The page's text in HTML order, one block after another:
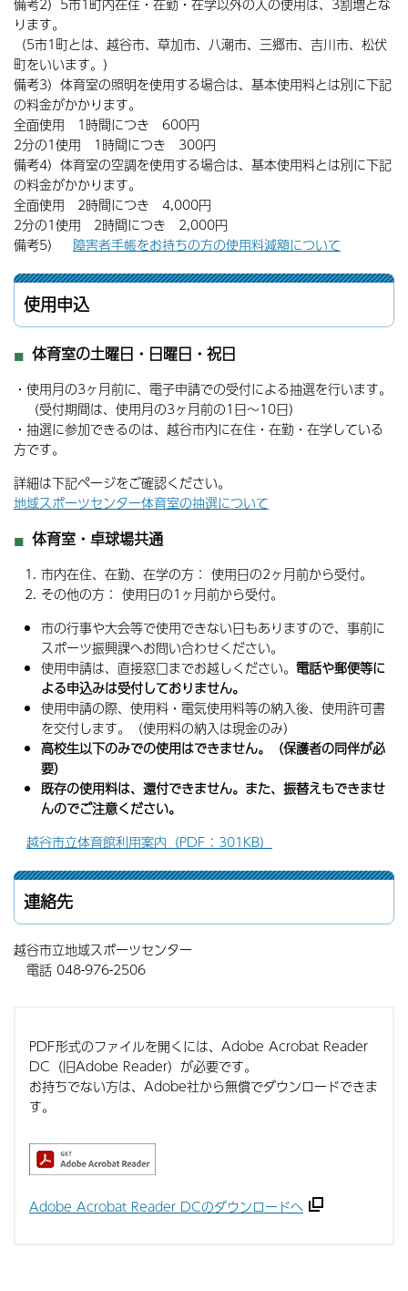
ります。
（5市1町とは、越谷市、草加市、八潮市、三郷市、吉川市、松伏
町をいいます。）
備考3）体育室の照明を使用する場合は、基本使用料とは別に下記
の料金がかかります。
全面使用 1時間につき 600円
2分の1使用 1時間につき 300円
備考4）体育室の空調を使用する場合は、基本使用料とは別に下記
の料金がかかります。
全面使用 2時間につき 4,000円
2分の1使用 2時間につき 2,000円
備考5） 障害者手帳をお持ちの方の使用料減額について
使用申込
体育室の土曜日・日曜日・祝日
・使用月の3ヶ月前に、電子申請での受付による抽選を行います。
（受付期間は、使用月の3ヶ月前の1日～10日）
・抽選に参加できるのは、越谷市内に在住・在勤・在学している
方です。
詳細は下記ページをご確認ください。
地域スポーツセンター体育室の抽選について
体育室・卓球場共通
市内在住、在勤、在学の方： 使用日の2ヶ月前から受付。
その他の方： 使用日の1ヶ月前から受付。
市の行事や大会等で使用できない日もありますので、事前に
スポーツ振興課へお問い合わせください。
使用申請は、直接窓口までお越しください。 電話や郵便等に
よる申込みは受付しておりません。
使用申請の際、使用料・電気使用料等の納入後、使用許可書
を交付します。（使用料の納入は現金のみ）
高校生以下のみでの使用はできません。（保護者の同伴が必
要）
既存の使用料は、還付できません。また、振替えもできませ
んのでご注意ください。
越谷市立体育館利用案内（PDF：301KB）
連絡先
越谷市立地域スポーツセンター
電話 048-976-2506
PDF形式のファイルを開くには、Adobe Acrobat Reader
DC（旧Adobe Reader）が必要です。
お持ちでない方は、Adobe社から無償でダウンロードできま
す。
Adobe Acrobat Reader DCのダウンロードへ